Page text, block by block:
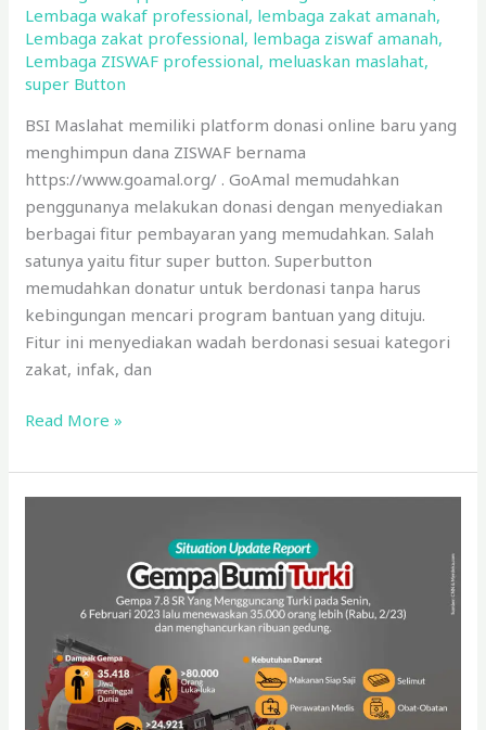
Lembaga wakaf professional, lembaga zakat amanah,
Lembaga zakat professional, lembaga ziswaf amanah,
Lembaga ZISWAF professional, meluaskan maslahat,
super Button
BSI Maslahat memiliki platform donasi online baru yang
menghimpun dana ZISWAF bernama
https://www.goamal.org/ . GoAmal memudahkan
penggunanya melakukan donasi dengan menyediakan
berbagai fitur pembayaran yang memudahkan. Salah
satunya yaitu fitur super button. Superbutton
memudahkan donatur untuk berdonasi tanpa harus
kebingungan mencari program bantuan yang dituju.
Fitur ini menyediakan wadah berdonasi sesuai kategori
zakat, infak, dan
Read More »
Penyintas
Gempa
Turki